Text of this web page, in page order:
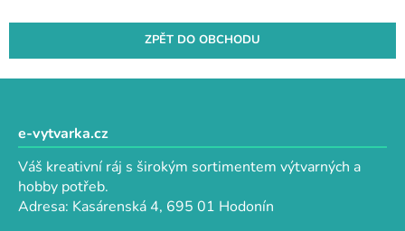
ZPĚT DO OBCHODU
e-vytvarka.cz
Váš kreativní ráj s širokým sortimentem výtvarných a
hobby potřeb.
Adresa: Kasárenská 4, 695 01 Hodonín